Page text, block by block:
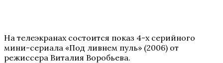
На телеэкранах состоится показ 4-х серийного
мини-сериала «Под ливнем пуль» (2006) от
режиссера Виталия Воробьева.